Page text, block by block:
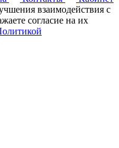
взаимодействия с
согласие на их